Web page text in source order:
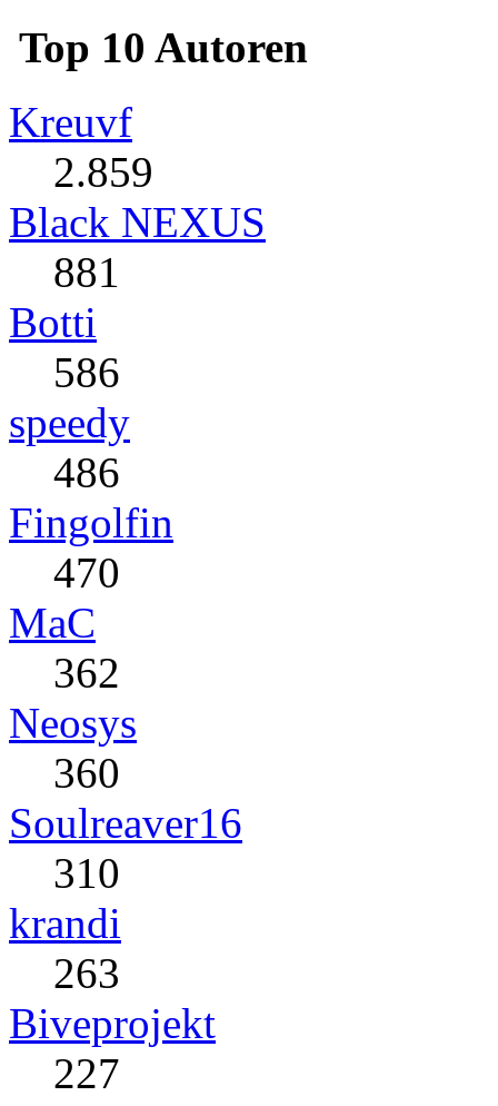
Top 10 Autoren
Kreuvf
2.859
Black NEXUS
881
Botti
586
speedy
486
Fingolfin
470
MaC
362
Neosys
360
Soulreaver16
310
krandi
263
Biveprojekt
227